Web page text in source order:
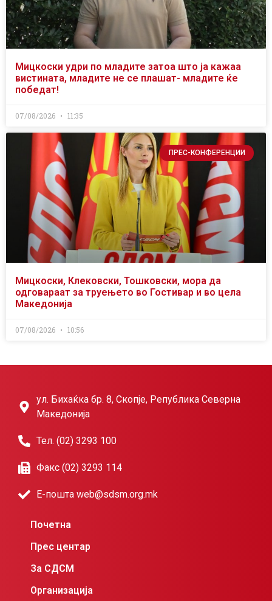
Мицкоски удри по младите затоа што ја кажаа
вистината, младите не се плашат- младите ќе
победат!
07/08/2026 11:35
ПРЕС-КОНФЕРЕНЦИИ
Мицкоски, Клековски, Тошковски, мора да
одговараат за труењето во Гостивар и во цела
Македонија
07/08/2026 10:56
ул. Бихаќка бр. 8, Скопје, Република Северна
Македонија
Тел. (02) 3293 100
Факс (02) 3293 114
Е-пошта web@sdsm.org.mk
Почетна
Прес центар
За СДСМ
Организација